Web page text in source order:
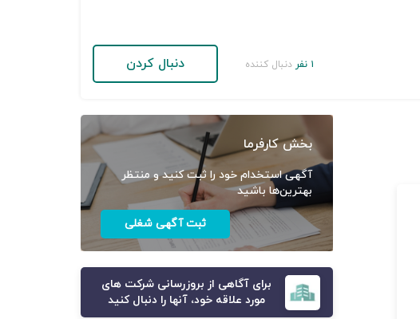
۱ نفر دنبال کننده دنبال کردن
بخش کارفرما
آگهی استخدام خود را ثبت کنید و منتظر
بهترین‌ها باشید
ثبت آگهی شغلی
برای آگاهی از بروزرسانی شرکت های
مورد علاقه خود، آنها را دنبال کنید